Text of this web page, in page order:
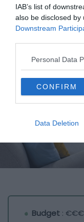
IAB’s list of
also be disclosed
Downstream
Personal Data
CONFIRM
Data Deletion
Budget : €€€